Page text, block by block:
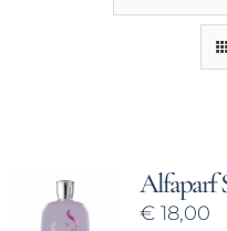
Alfaparf
€18,00